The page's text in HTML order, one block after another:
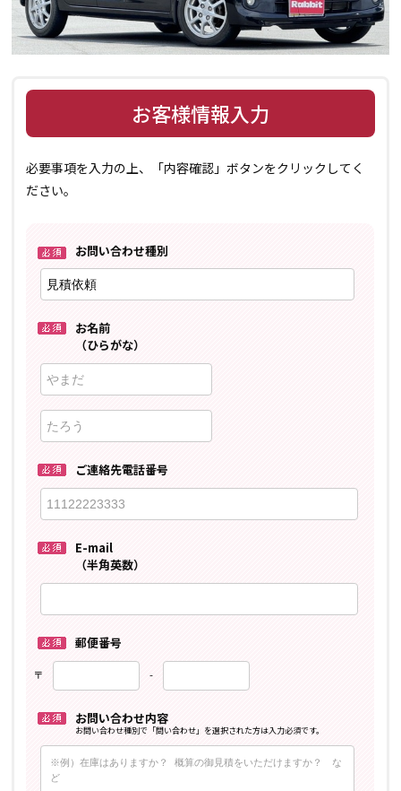
お客様情報入力
必要事項を入力の上、「内容確認」ボタンをクリックしてく
ださい。
お問い合わせ種別
お名前
（ひらがな）
ご連絡先電話番号
E-mail
（半角英数）
郵便番号
〒 -
お問い合わせ内容
お問い合わせ種別で「問い合わせ」を選択された方は入力必須です。